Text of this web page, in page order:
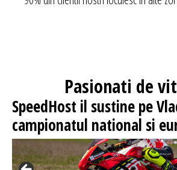
Pasionati de
SpeedHost il sustine pe
campionatul national si